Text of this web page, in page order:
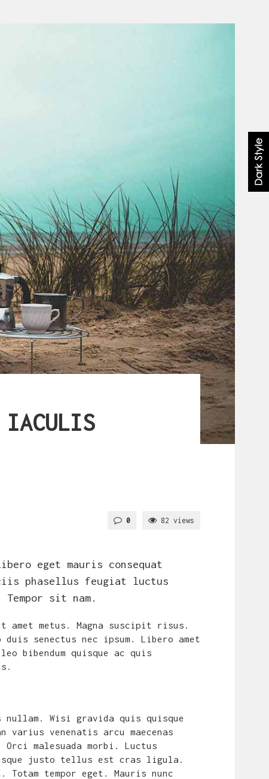
IACULIS
0 82 views
eget mauris consequat
phasellus feugiat luctus
sit nam.
metus. Magna suscipit risus.
senectus nec ipsum. Libero amet
bibendum quisque ac quis
Wisi gravida quis quisque
venenatis arcu maecenas
malesuada morbi. Luctus
justo tellus est cras ligula.
tempor eget. Mauris nunc